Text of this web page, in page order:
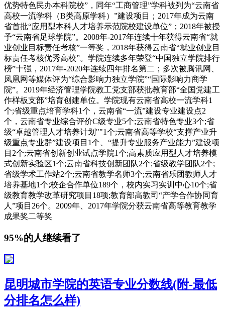
优势特色民办本科院校”，同年“工商管理”学科被列为“云南省
高校一流学科（B类高原学科）”建设项目；2017年成为云南
省首批“应用型本科人才培养示范院校建设单位”；2018年被授
予“云南省足球学院”。2008年-2017年连续十年获得云南省“就
业创业目标责任考核”一等奖，2018年获得云南省“就业创业目
标责任考核优秀高校”。学院连续多年荣登“中国独立学院排行
榜”十强，2017年-2020年连续四年排名第二；多次被腾讯网、
凤凰网等媒体评为“综合影响力独立学院”“国际影响力商学
院”。2019年经济管理学院教工党支部获批教育部“全国党建工
作样板支部”培育创建单位。学院现有云南省高校一流学科1
个;省级重点培育学科1个，云南省“一流”建设专业建设点2
个，云南省专业综合评价C级专业5个;云南省特色专业3个;省
级“卓越管理人才培养计划""1个;云南省高等学校“支撑产业升
级重点专业群”建设项目1个、“提升专业服务产业能力”建设项
目2个;云南省创新创业试点学院1个;高素质应用型人才培养模
式创新实验区1个;云南省科技创新团队2个;省级教学团队2个;
省级学术工作站2个;云南省教学名师3个;云南省乐团教师人才
培养基地1个;校企合作单位189个，校内实习实训中心10个;省
级教育教学改革研究项目18项;教育部高教司“产学合作协同育
人”项目26个。2009年、2017年学院分获云南省高等教育教学
成果奖二等奖
95%的人继续看了
昆明城市学院的英语专业分数线(附-最低
分排名怎么样)